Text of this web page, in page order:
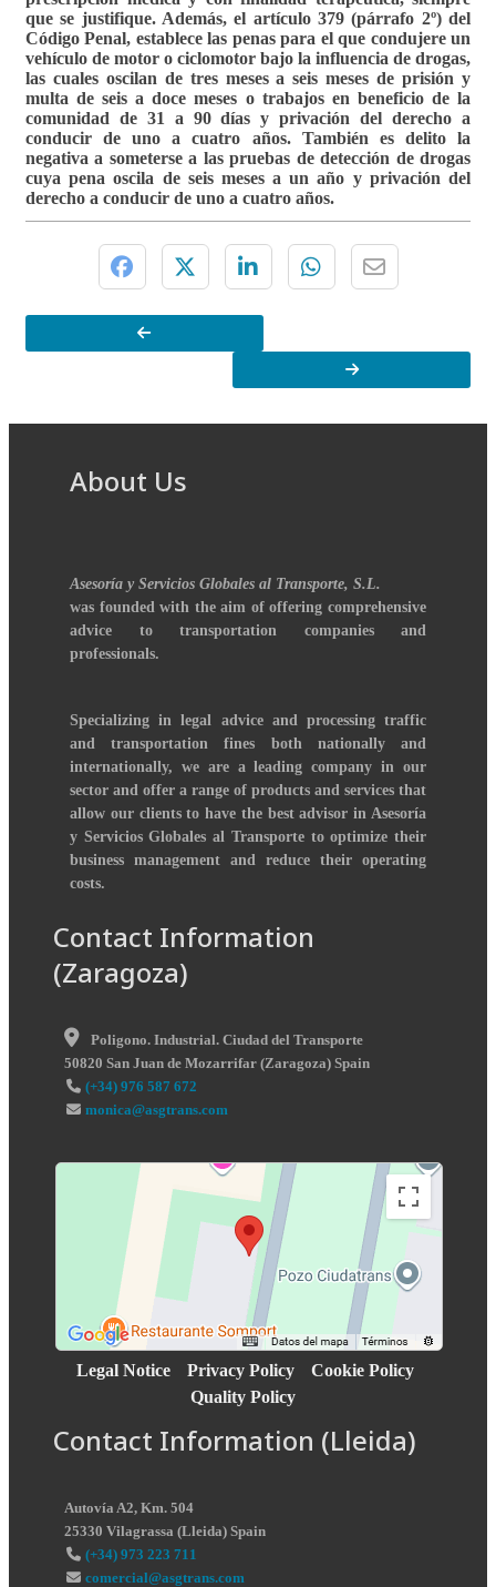
que se justifique. Además, el artículo 379 (párrafo 2º) del
Código Penal, establece las penas para el que condujere un
vehículo de motor o ciclomotor bajo la influencia de drogas,
las cuales oscilan de tres meses a seis meses de prisión y
multa de seis a doce meses o trabajos en beneficio de la
comunidad de 31 a 90 días y privación del derecho a
conducir de uno a cuatro años. También es delito la
negativa a someterse a las pruebas de detección de drogas
cuya pena oscila de seis meses a un año y privación del
derecho a conducir de uno a cuatro años.
About Us
Asesoría y Servicios Globales al Transporte, S.L.
was founded with the aim of offering comprehensive
advice to transportation companies and
professionals.
Specializing in legal advice and processing traffic
and transportation fines both nationally and
internationally, we are a leading company in our
sector and offer a range of products and services that
allow our clients to have the best advisor in Asesoría
y Servicios Globales al Transporte to optimize their
business management and reduce their operating
costs.
Contact Information
(Zaragoza)
Poligono. Industrial. Ciudad del Transporte
50820 San Juan de Mozarrifar (Zaragoza) Spain
(+34) 976 587 672
monica@asgtrans.com
Legal Notice Privacy Policy
Cookie Policy
Quality Policy
Contact Information (Lleida)
Autovía A2, Km. 504
25330 Vilagrassa (Lleida) Spain
(+34) 973 223 711
comercial@asgtrans.com